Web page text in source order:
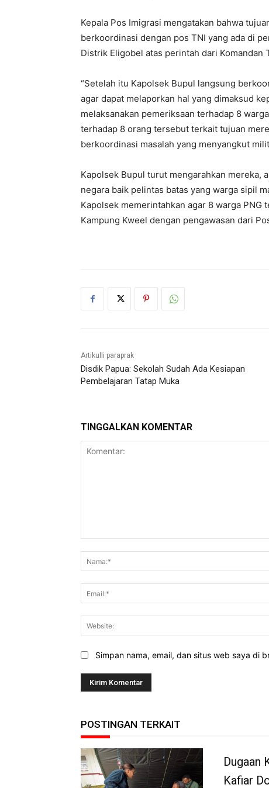
Kepala Pos Imigrasi mengatakan bahwa
berkoordinasi dengan pos TNI yang ada di
Distrik Eligobel atas perintah dari Komandan
“Setelah itu Kapolsek Bupul langsung
agar dapat melaporkan hal yang dimaksud
melaksanakan pemeriksaan terhadap 8
terhadap 8 orang tersebut terkait tujuan
berkoordinasi masalah yang menyangkut
Kapolsek Bupul turut mengarahkan mereka,
negara baik pelintas batas yang warga sipil
Kapolsek memerintahkan agar 8 warga
Kampung Kweel dengan pengawasan dari
Artikulli paraprak
Disdik Papua: Sekolah Sudah Ada Kesiapan
Pembelajaran Tatap Muka
TINGGALKAN KOMENTAR
Simpan nama, email, dan situs web saya di
POSTINGAN TERKAIT
Dugaan
Kafiar